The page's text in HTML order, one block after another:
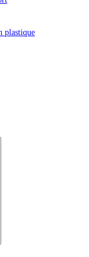
plastique